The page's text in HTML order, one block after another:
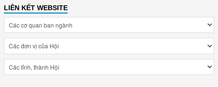
LIÊN KẾT WEBSITE